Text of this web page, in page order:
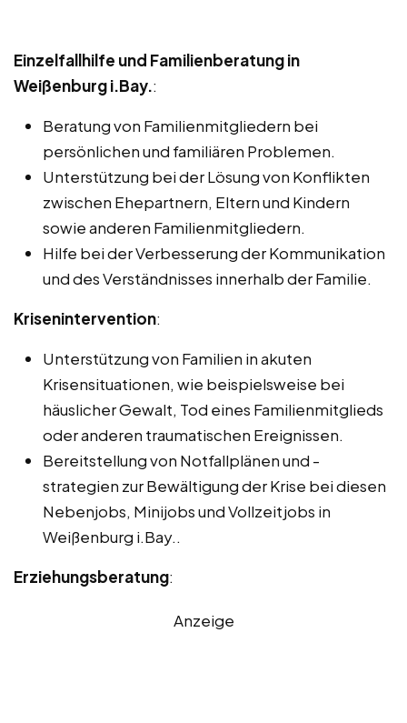
Einzelfallhilfe und Familienberatung in
Weißenburg i.Bay.:
Beratung von Familienmitgliedern bei
persönlichen und familiären Problemen.
Unterstützung bei der Lösung von Konflikten
zwischen Ehepartnern, Eltern und Kindern
sowie anderen Familienmitgliedern.
Hilfe bei der Verbesserung der Kommunikation
und des Verständnisses innerhalb der Familie.
Krisenintervention:
Unterstützung von Familien in akuten
Krisensituationen, wie beispielsweise bei
häuslicher Gewalt, Tod eines Familienmitglieds
oder anderen traumatischen Ereignissen.
Bereitstellung von Notfallplänen und -
strategien zur Bewältigung der Krise bei diesen
Nebenjobs, Minijobs und Vollzeitjobs in
Weißenburg i.Bay..
Erziehungsberatung:
Anzeige